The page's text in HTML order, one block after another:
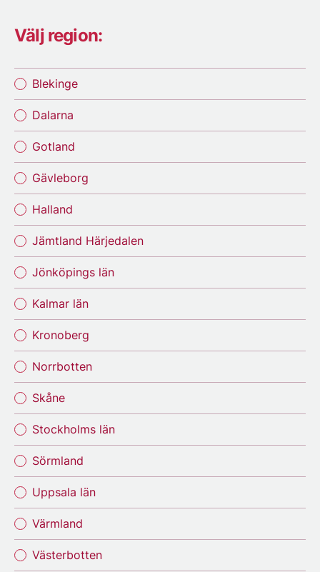
Välj region:
Blekinge
Dalarna
Gotland
Gävleborg
Halland
Jämtland Härjedalen
Jönköpings län
Kalmar län
Kronoberg
Norrbotten
Skåne
Stockholms län
Sörmland
Uppsala län
Värmland
Västerbotten